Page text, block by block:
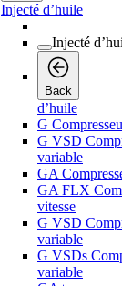
Injecté d’huile
Injecté
Back
d’huile
G
G VSD
variable
GA
GA FLX
vitesse
G VSD
variable
G VSDs
variable